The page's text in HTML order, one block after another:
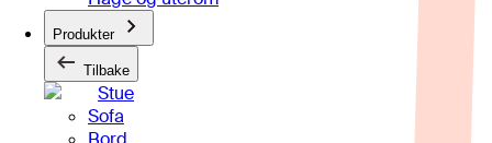
Produkter
Tilbake
Stue
Sofa